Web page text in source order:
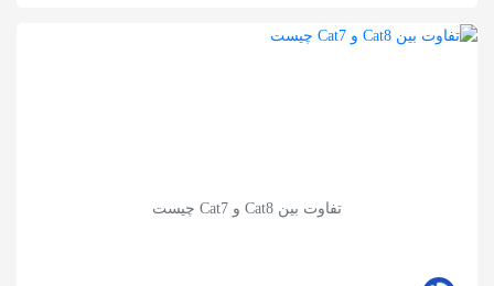
تفاوت بین Cat8 و Cat7 چیست